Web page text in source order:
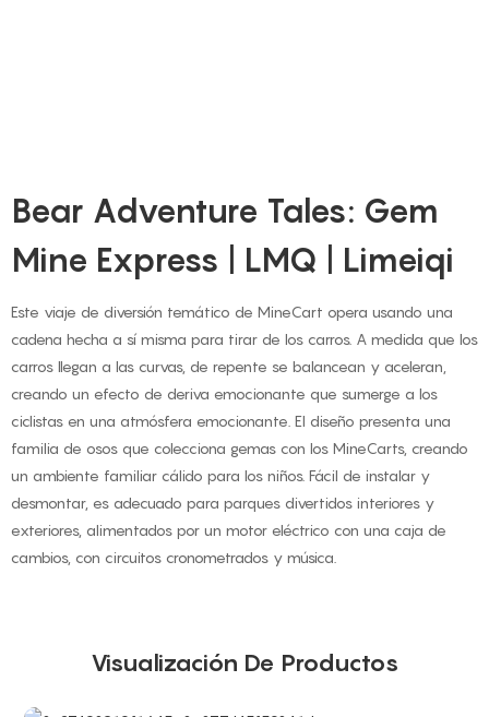
Bear Adventure Tales: Gem
Mine Express | LMQ | Limeiqi
Este viaje de diversión temático de MineCart opera usando una
cadena hecha a sí misma para tirar de los carros. A medida que los
carros llegan a las curvas, de repente se balancean y aceleran,
creando un efecto de deriva emocionante que sumerge a los
ciclistas en una atmósfera emocionante. El diseño presenta una
familia de osos que colecciona gemas con los MineCarts, creando
un ambiente familiar cálido para los niños. Fácil de instalar y
desmontar, es adecuado para parques divertidos interiores y
exteriores, alimentados por un motor eléctrico con una caja de
cambios, con circuitos cronometrados y música.
Visualización De Productos